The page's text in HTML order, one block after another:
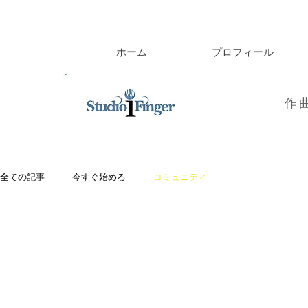
ホーム プロフィール
作
全ての記事 今すぐ始める コミュニティ